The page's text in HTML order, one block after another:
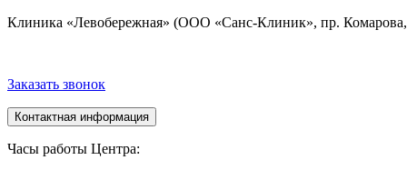
Клиника «Левобережная» (ООО «Санс-Клиник», пр.
Заказать звонок
Контактная информация
Часы работы Центра: